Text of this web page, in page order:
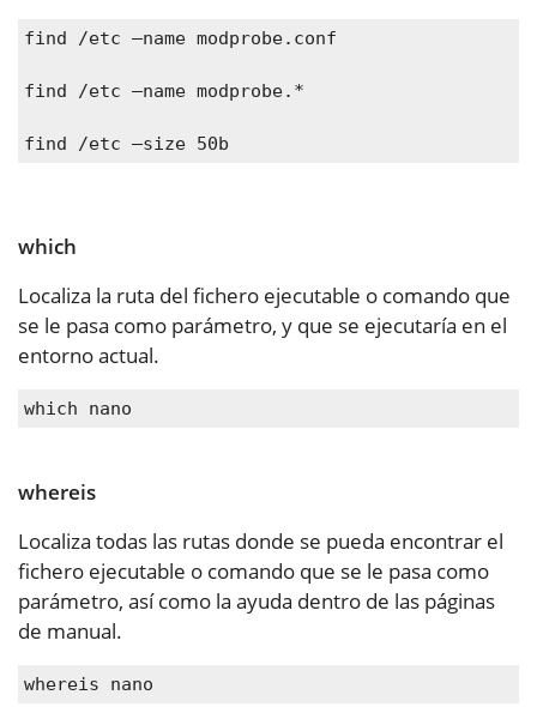
find /etc –name modprobe.conf
find /etc –name modprobe.*
find /etc –size 50b
which
Localiza la ruta del fichero ejecutable o comando que
se le pasa como parámetro, y que se ejecutaría en el
entorno actual.
which nano
whereis
Localiza todas las rutas donde se pueda encontrar el
fichero ejecutable o comando que se le pasa como
parámetro, así como la ayuda dentro de las páginas
de manual.
whereis nano